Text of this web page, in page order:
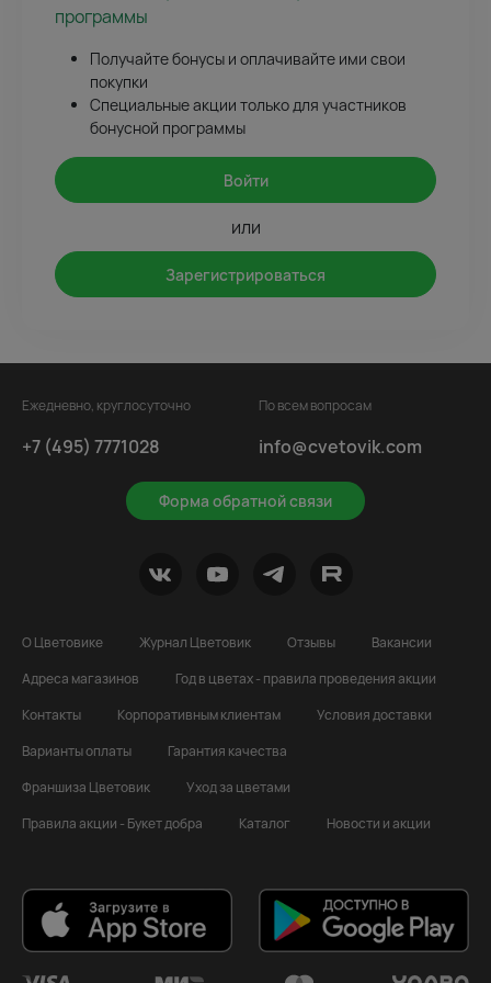
программы
Получайте бонусы и оплачивайте ими свои
покупки
Специальные акции только для участников
бонусной программы
Войти
или
Зарегистрироваться
Ежедневно, круглосуточно
+7 (495) 7771028
Форма обратной связи
По всем вопросам
info@cvetovik.com
О Цветовике Журнал Цветовик Отзывы
Вакансии
Адреса магазинов
Год в цветах - правила проведения акции
Контакты
Корпоративным клиентам
Условия доставки
Варианты оплаты
Гарантия качества
Франшиза Цветовик
Уход за цветами
Правила акции - Букет добра
Каталог Новости и акции